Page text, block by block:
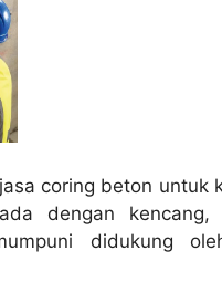
coring beton untuk
dengan
didukung